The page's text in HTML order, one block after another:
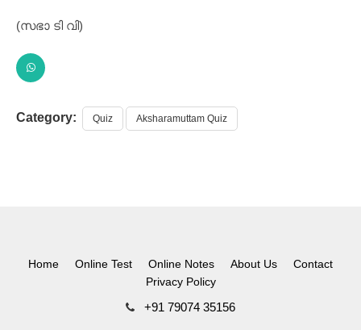
(സഭാ ടി വി)
Category: Quiz Aksharamuttam Quiz
Home Online Test Online Notes About Us
Contact
Privacy Policy
+91 79074 35156